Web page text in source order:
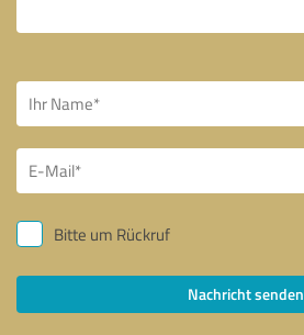
Bitte um Rückruf
Nachricht senden